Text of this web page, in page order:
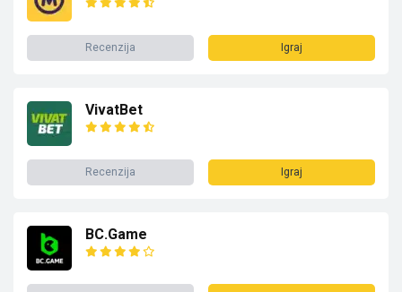
Recenzija Igraj
VivatBet
Recenzija Igraj
BC.Game